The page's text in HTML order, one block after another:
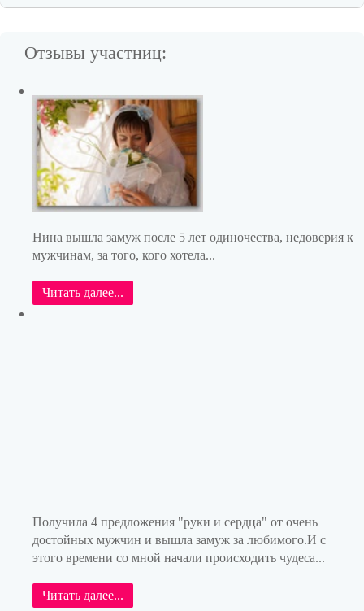
Отзывы участниц:
Нина вышла замуж после 5 лет одиночества, недоверия к
мужчинам, за того, кого хотела...
Читать далее...
Получила 4 предложения "руки и сердца" от очень
достойных мужчин и вышла замуж за любимого.И с
этого времени со мной начали происходить чудеса...
Читать далее...